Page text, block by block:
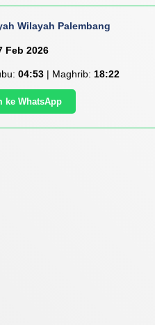
Wilayah Palembang
Feb 2026
04:53 | Maghrib: 18:22
ke WhatsApp